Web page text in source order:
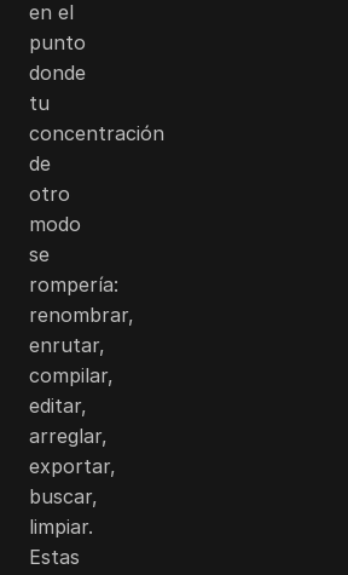
en el
punto
donde
tu
concentración
de
otro
modo
se
rompería:
renombrar,
enrutar,
compilar,
editar,
arreglar,
exportar,
buscar,
limpiar.
Estas